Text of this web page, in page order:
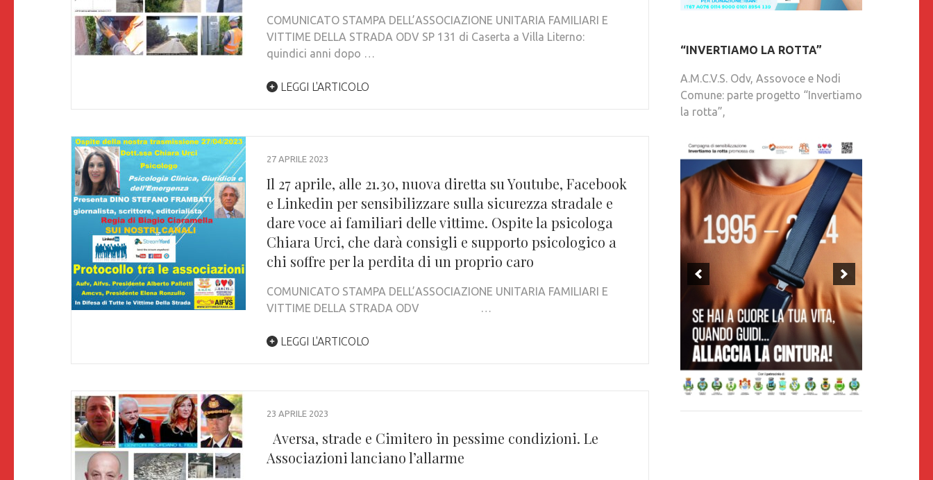
COMUNICATO STAMPA DELL’ASSOCIAZIONE UNITARIA FAMILIARI E
VITTIME DELLA STRADA ODV SP 131 di Caserta a Villa Literno:
quindici anni dopo …
LEGGI L'ARTICOLO
27 APRILE 2023
Il 27 aprile, alle 21.30, nuova diretta su Youtube, Facebook
e Linkedin per sensibilizzare sulla sicurezza stradale e
dare voce ai familiari delle vittime. Ospite la psicologa
Chiara Urci, che darà consigli e supporto psicologico a
chi soffre per la perdita di un proprio caro
COMUNICATO STAMPA DELL’ASSOCIAZIONE UNITARIA FAMILIARI E
VITTIME DELLA STRADA ODV …
LEGGI L'ARTICOLO
23 APRILE 2023
Aversa, strade e Cimitero in pessime condizioni. Le
Associazioni lanciano l’allarme
“INVERTIAMO LA ROTTA”
A.M.C.V.S. Odv, Assovoce e Nodi
Comune: parte progetto “Invertiamo
la rotta”,